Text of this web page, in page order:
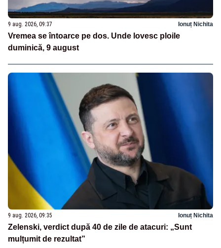
9 aug. 2026, 09:37 Ionuț Nichita
Vremea se întoarce pe dos. Unde lovesc ploile
duminică, 9 august
9 aug. 2026, 09:35 Ionuț Nichita
Zelenski, verdict după 40 de zile de atacuri: „Sunt
mulțumit de rezultat”